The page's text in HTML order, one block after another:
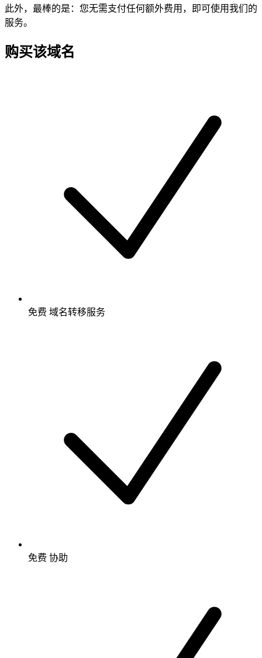
此外，最棒的是：您无需支付任何额外费用，即可使用我们的
服务。
购买该域名
免费 域名转移服务
免费 协助